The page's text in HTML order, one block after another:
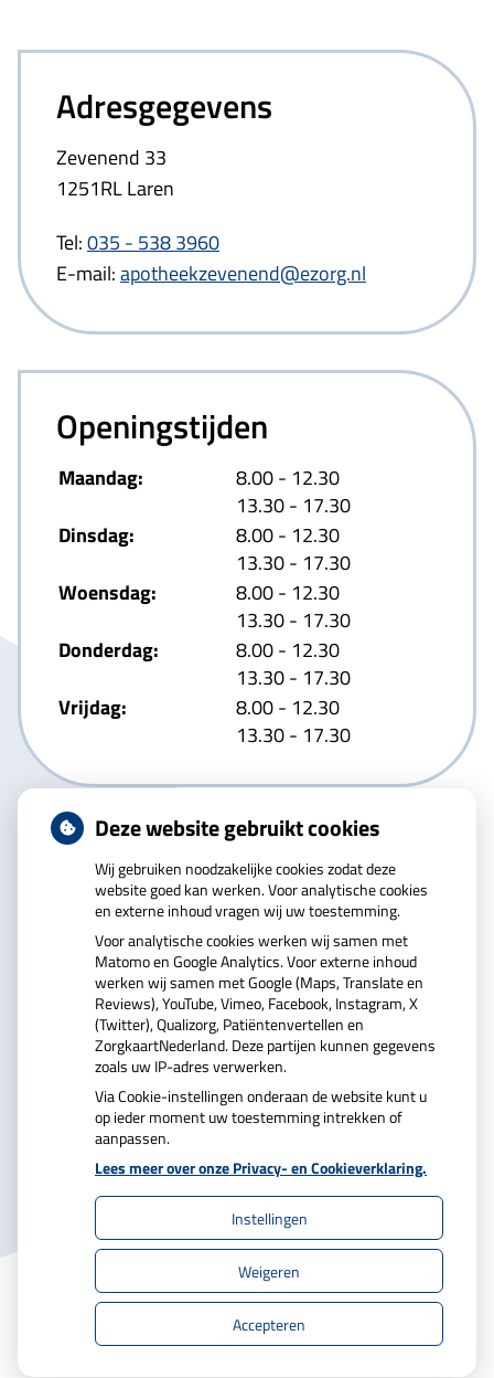
Adresgegevens
Zevenend 33
1251RL Laren
Tel:035 - 538 3960
E-mail:apotheekzevenend@ezorg.nl
Openingstijden
Maandag: 8.00tot
- 12.30
13.30tot
- 17.30
Dinsdag:
8.00tot
- 12.30
13.30tot
- 17.30
Woensdag:
8.00tot
- 12.30
13.30tot
- 17.30
Donderdag:
8.00tot
- 12.30
13.30tot
- 17.30
Vrijdag:
8.00tot
- 12.30
13.30tot
- 17.30
U heeft geen toestemming gegeven voor
externe inhouddie nodig is om dit te zien.
Cookie-instellingen wijzigen
Uw Zorg Online|Beheer
|Cookie-instellingen
Voorwaarden
Deze website gebruikt cookies
Wij gebruiken noodzakelijke cookies zodat deze
website goed kan werken. Voor analytische cookies
en externe inhoud vragen wij uw toestemming.
Voor analytische cookies werken wij samen met
Matomo en Google Analytics. Voor externe inhoud
werken wij samen met Google (Maps, Translate en
Reviews), YouTube, Vimeo, Facebook, Instagram, X
(Twitter), Qualizorg, Patiëntenvertellen en
ZorgkaartNederland. Deze partijen kunnen gegevens
zoals uw IP-adres verwerken.
Via Cookie-instellingen onderaan de website kunt u
op ieder moment uw toestemming intrekken of
aanpassen.
Lees meer over onze Privacy- en Cookieverklaring.
Instellingen
Weigeren
Accepteren